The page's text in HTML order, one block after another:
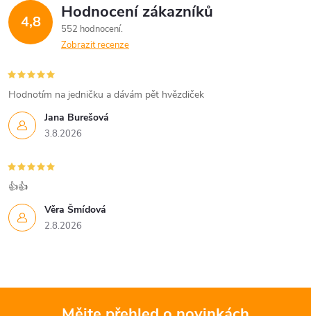
4,8 Hodnocení zákazníků
552 hodnocení
Zobrazit recenze
Jana Burešová
3.8.2026
Hodnotím na jedničku a dávám pět hvězdiček
Věra Šmídová
2.8.2026
👍👍